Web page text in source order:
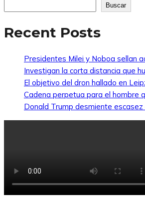
Buscar
Recent Posts
Presidentes Milei y Noboa sellan
Investigan la corta distancia que
El objetivo del dron hallado en
Cadena perpetua para el hombre
Donald Trump desmiente